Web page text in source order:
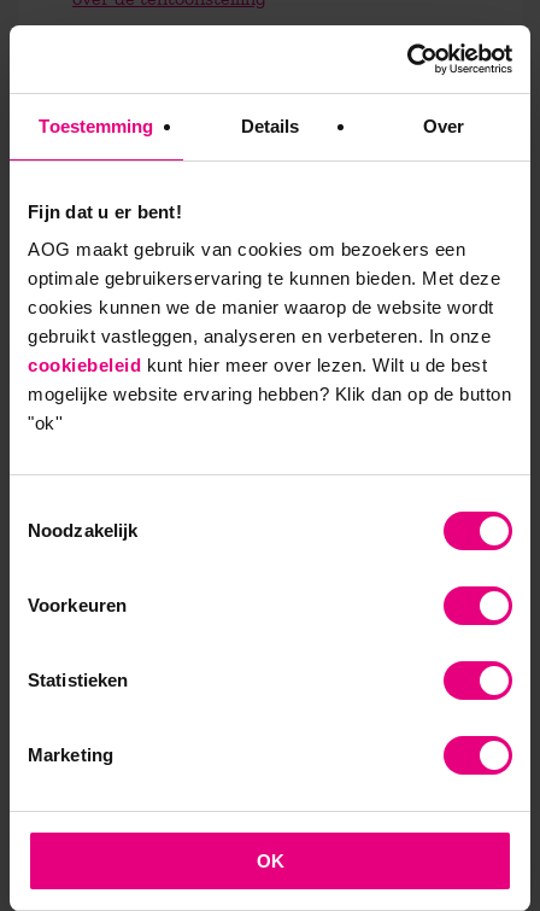
Toestemming Details Over
Fijn dat u er bent!
AOG maakt gebruik van cookies om bezoekers een
optimale gebruikerservaring te kunnen bieden. Met deze
cookies kunnen we de manier waarop de website wordt
gebruikt vastleggen, analyseren en verbeteren. In onze
cookiebeleid kunt hier meer over lezen. Wilt u de best
mogelijke website ervaring hebben? Klik dan op de button
"ok''
Noodzakelijk
Voorkeuren
Statistieken
Marketing
OK
Verslag Nederlandse Openlucht Museum
Vragen?
of bel 050 524 80 00.
9,0 op klantenvertellen.nl
- Gelieerd aan de RUG
- Faculteit overstijgend